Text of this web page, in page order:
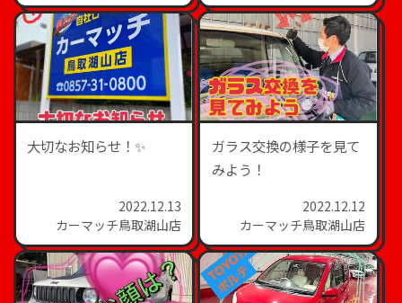
大切なお知らせ！✨
2022.12.13
カーマッチ鳥取湖山店
ガラス交換の様子を見て
みよう！
2022.12.12
カーマッチ鳥取湖山店